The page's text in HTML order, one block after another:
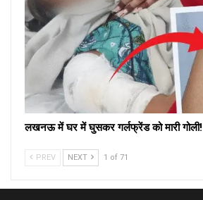
लखनऊ में घर में घुसकर गर्लफ्रेंड को मारी गोली!
PREV NEXT 1 of 71